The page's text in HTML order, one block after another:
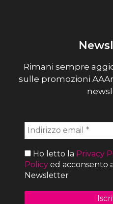
Rimani sempre
sulle promozioni
Ho letto la Privacy
Policy ed acconsento
Newsletter